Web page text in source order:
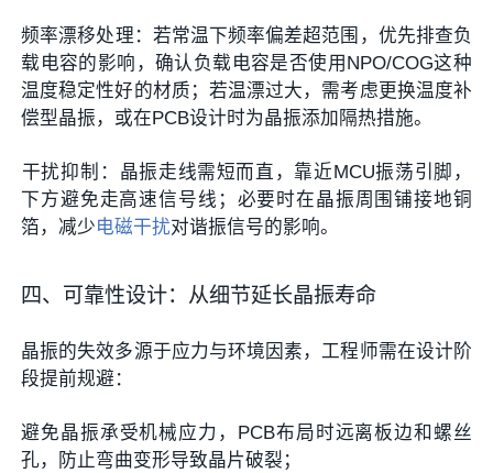
频率漂移处理 ‌：若常温下频率偏差超范围，优先排查负
载电容的影响，确认负载电容是否使用NPO/COG这种
温度稳定性好的材质；若温漂过大，需考虑更换温度补
偿型晶振，或在PCB设计时为晶振添加隔热措施。
干扰抑制 ‌：晶振走线需短而直，靠近MCU振荡引脚，
下方避免走高速信号线；必要时在晶振周围铺接地铜
箔，减少电磁干扰对谐振信号的影响。
四、可靠性设计：从细节延长晶振寿命
晶振的失效多源于应力与环境因素，工程师需在设计阶
段提前规避：
避免晶振承受机械应力，PCB布局时远离板边和螺丝
孔，防止弯曲变形导致晶片破裂；